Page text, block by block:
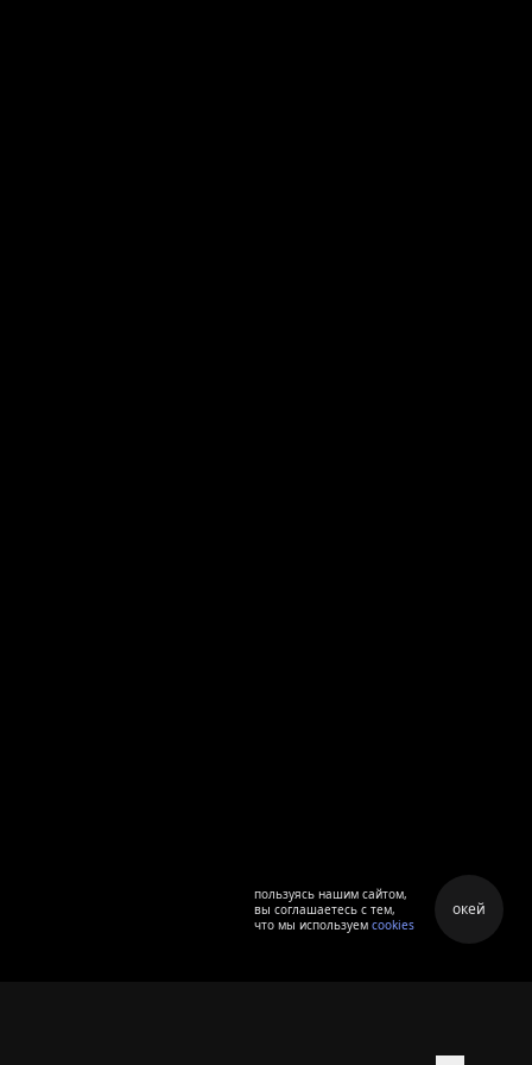
пользуясь нашим сайтом,
вы соглашаетесь с тем,
что мы используем cookies
окей